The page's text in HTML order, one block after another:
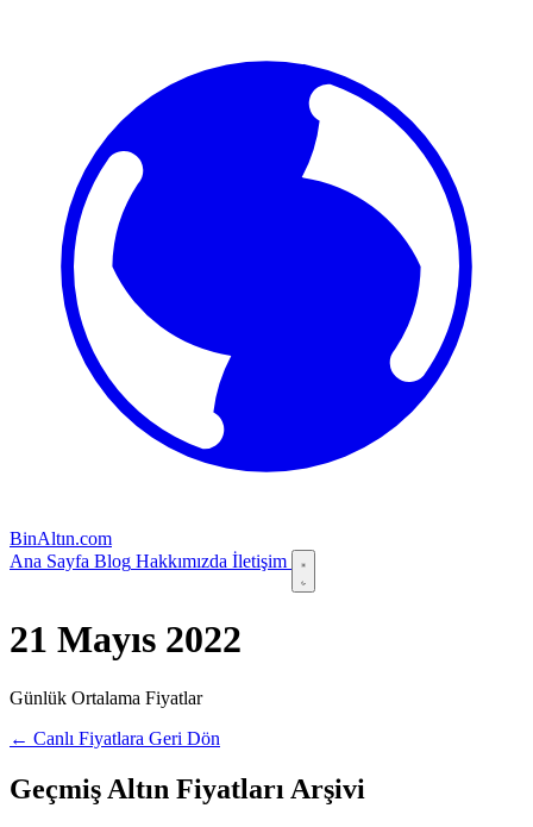
BinAltın.com
Ana Sayfa Blog Hakkımızda İletişim
21 Mayıs 2022
Günlük Ortalama Fiyatlar
← Canlı Fiyatlara Geri Dön
Geçmiş Altın Fiyatları Arşivi